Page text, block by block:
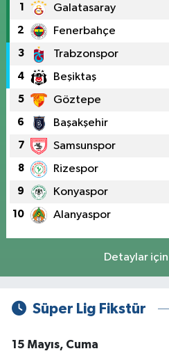
1 Galatasaray
2 Fenerbahçe
3 Trabzonspor
4 Beşiktaş
5 Göztepe
6 Başakşehir
7 Samsunspor
8 Rizespor
9 Konyaspor
10 Alanyaspor
Detaylar için
Süper Lig Fikstür
15 Mayıs, Cuma